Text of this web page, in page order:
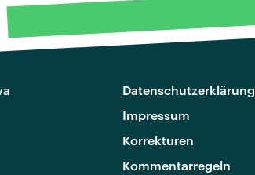
Datenschutzerklärung
Impressum
Korrekturen
Kommentarregeln